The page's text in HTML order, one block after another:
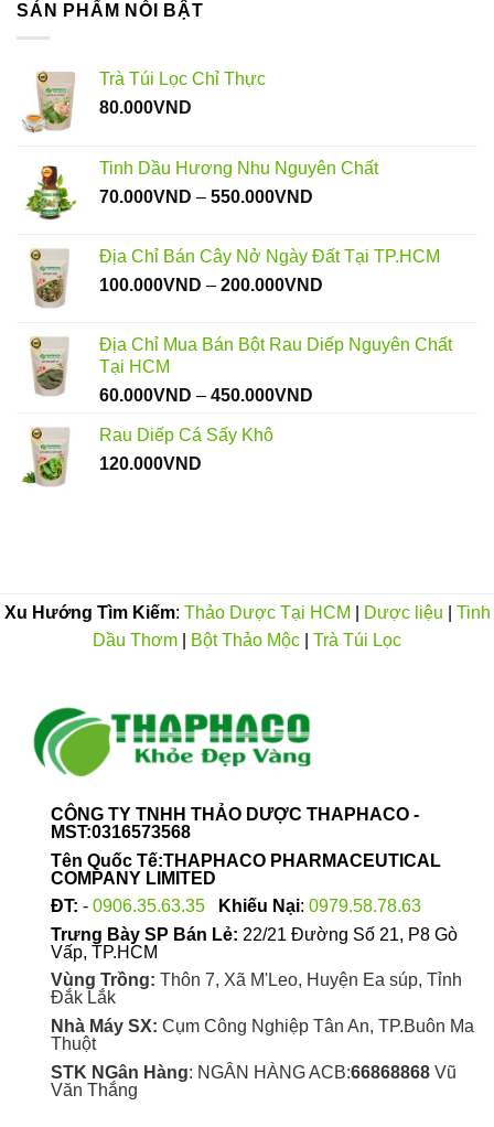
SẢN PHẨM NỖI BẬT
Trà Túi Lọc Chỉ Thực
80.000VND
Tinh Dầu Hương Nhu Nguyên Chất
70.000VND – 550.000VND
70.000VND
đến
Địa Chỉ Bán Cây Nở Ngày Đất Tại TP.HCM
100.000VND – 200.000VND
100.000VND
Địa Chỉ Mua Bán Bột Rau Diếp Nguyên Chất
Tại HCM
60.000VND – 450.000VND
Rau Diếp Cá Sấy Khô
120.000VND
Xu Hướng Tìm Kiếm: Thảo Dược Tại HCM Dược liệu
Tinh
Dầu Thơm
Bột Thảo Mộc Trà Túi Lọc
CÔNG TY TNHH THẢO DƯỢC THAPHACO -
MST:0316573568
Tên Quốc Tế:THAPHACO PHARMACEUTICAL
COMPANY LIMITED
ĐT: - 0906.35.63.35 Khiếu Nại: 0979.58.78.63
Trưng Bày SP Bán Lẻ: 22/21 Đường Số 21, P8 Gò
Vấp, TP.HCM
Vùng Trồng: Thôn 7, Xã M'Leo, Huyện Ea súp, Tỉnh
Đắk Lắk
Nhà Máy SX: Cụm Công Nghiệp Tân An, TP.Buôn Ma
Thuột
STK NGân Hàng: NGÂN HÀNG ACB:66868868Vũ
Văn Thắng